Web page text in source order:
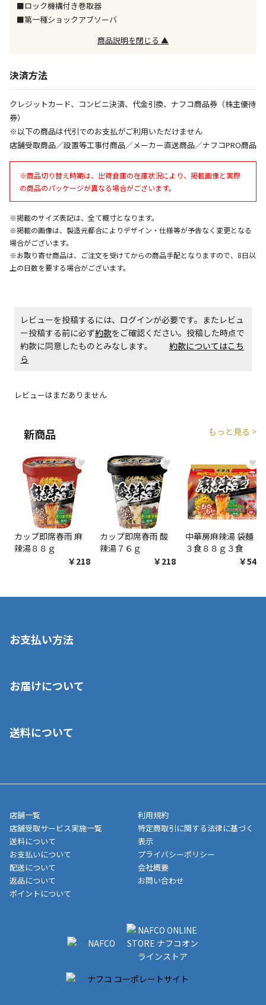
また、日曜・祝日や年末年始などの長期休業期間中
は、休業明けからの出荷対応となります。
お見積商品です。金額・施工日はお打ち合わせの上、
決定となります。
エアコンの取付工事が必要な商品です。別途費用が発
生する場合がございます。
商品購入個数ごとに送料がかかる商品です
■ロック機構付き巻取器
■第一種ショックアブソーバ
商品説明を閉じる ▲
決済方法
クレジットカード、コンビニ決済、代金引換、ナフコ商品券（株主優待
券）
※以下の商品は代引でのお支払がご利用いただけません
店舗受取商品／設置等工事付商品／メーカー直送商品／ナフコPRO商品
※商品切り替え時期は、出荷倉庫の在庫状況により、掲載画像と実際
の商品のパッケージが異なる場合がございます。
※掲載のサイズ表記は、全て概寸となります。
※掲載の画像は、製造元都合によりデザイン・仕様等が予告なく変更となる
場合がございます。
※お取り寄せ商品は、ご注文を受けてからの商品手配となりますので、8日以
上の日数を要する場合がございます。
レビューを投稿するには、ログインが必要です。またレビュ
ー投稿する前に必ず約款をご確認ください。投稿した時点で
約款に同意したものとみなします。 約款についてはこち
ら
レビューはまだありません
新商品 もっと見る >
♥
カップ即席春雨 麻
辣湯８８ｇ
￥218
♥
カップ即席春雨 酸
辣湯７６ｇ
￥218
♥
中華房麻辣湯 袋麺
３食８８ｇ３食
￥548
お支払い方法
いいただくことはできません。ご了承ください。
■代金引換(代引)※手数料がかかります
■商品によっては一部決済方法が使用できない場合がございま
す。
お届けについて
ご注文が確認出来次第、1～4営業日に発送いたします。「お取り
業日にてお引渡しとなります。(離島などの場合、例外もあります)
メーカー直送品など一部商品については、その他商品との購入に
制限がかかる場合がございます。また発送日についても、通常と
異なる場合がございます。対象商品の説明ページをご確認くださ
い。
■店舗受取をご選択いただいた場合
ご注文が確認出来次第、お受取される店舗在庫を使用してご準備
をさせていただきます。店舗に在庫がない場合は店舗よりお取り
いただく場合がございます。店舗準備でのお渡しとなる為、商品
のみの受け渡しとなります。（箱や納品書は付属しておりませ
ん）店舗で準備が出来次第、メールにてご連絡させていただきま
送料について
店舗一覧
店舗受取サービス実施一覧
送料について
お支払いについて
配送について
返品について
ポイントについて
利用規約
特定商取引に関する法律に基づく
表示
プライバシーポリシー
会社概要
お問い合わせ